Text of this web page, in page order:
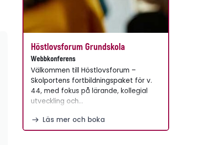
Höstlovsforum Grundskola
Webbkonferens
Välkommen till Höstlovsforum –
Skolportens fortbildningspaket för v.
44, med fokus på lärande, kollegial
utveckling och…
Läs mer och boka